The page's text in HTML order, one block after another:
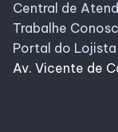
Central de
Trabalhe
Portal do Lojista
Av. Vicente de